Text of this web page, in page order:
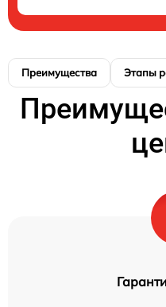
Преимущества Этапы